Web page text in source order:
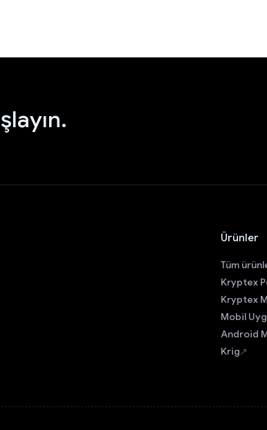
Ürünler
Tüm
Kryptex
Kryptex
Mobil
Android
Krig